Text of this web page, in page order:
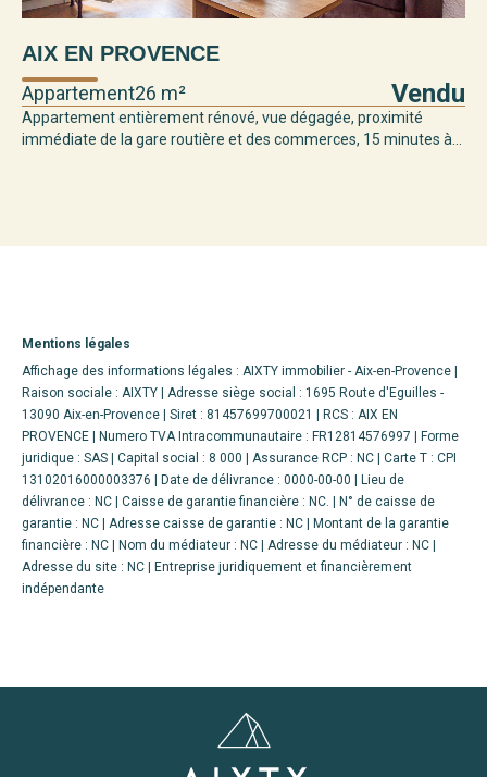
AIX EN PROVENCE
Appartement26 m² Vendu
Appartement entièrement rénové, vue dégagée, proximité
immédiate de la gare routière et des commerces, 15 minutes à...
Mentions légales
Affichage des informations légales : AIXTY immobilier - Aix-en-Provence |
Raison sociale : AIXTY | Adresse siège social : 1695 Route d'Eguilles -
13090 Aix-en-Provence | Siret : 81457699700021 | RCS : AIX EN
PROVENCE | Numero TVA Intracommunautaire : FR12814576997 | Forme
juridique : SAS | Capital social : 8 000 | Assurance RCP : NC | Carte T : CPI
13102016000003376 | Date de délivrance : 0000-00-00 | Lieu de
délivrance : NC | Caisse de garantie financière : NC. | N° de caisse de
garantie : NC | Adresse caisse de garantie : NC | Montant de la garantie
financière : NC | Nom du médiateur : NC | Adresse du médiateur : NC |
Adresse du site : NC |
Entreprise juridiquement et financièrement
indépendante